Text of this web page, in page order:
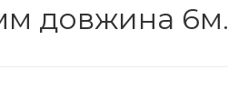
довжина 6м.